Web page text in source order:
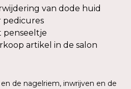
van dode huid
pedicures
penseeltje
artikel in de salon
de nagelriem, inwrijven en de